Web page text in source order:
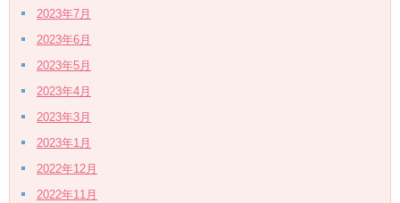
2023年7月
2023年6月
2023年5月
2023年4月
2023年3月
2023年1月
2022年12月
2022年11月